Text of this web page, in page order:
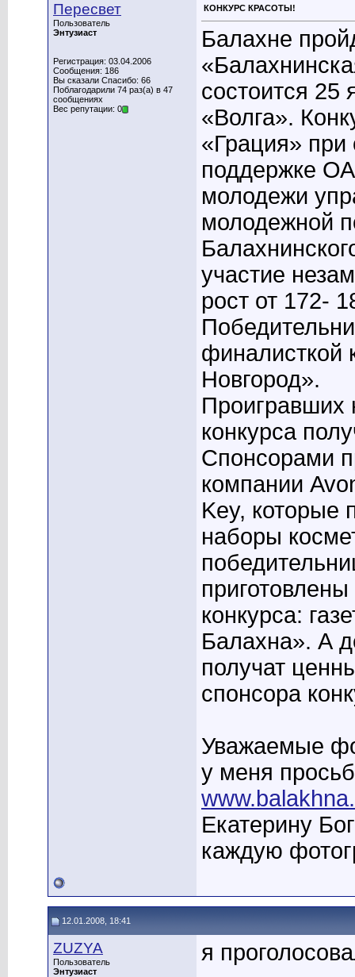
Пересвет
Пользователь
Энтузиаст
Регистрация: 03.04.2006
Сообщения: 186
Вы сказали Спасибо: 66
Поблагодарили 74 раз(а) в 47
сообщениях
Вес репутации: 0
КОНКУРС КРАСОТЫ!
Балахне
состоится
«Волга».
«Грация» при
поддержке
молодежи
молодежной
участие
рост от 172-
финалисткой
Новгород».
Проигравших
конкурса
Спонсорами
компании
Key, которые
наборы
конкурса:
Балахна». А
получат
спонсора
Уважаемые
у меня
Екатерину
каждую
12.01.2008, 18:41
ZUZYA
Пользователь
Энтузиаст
я